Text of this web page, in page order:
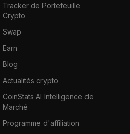
Tracker de Portefeuille
Crypto
Swap
Earn
Blog
Actualités crypto
CoinStats AI Intelligence de
Marché
Programme d'affiliation